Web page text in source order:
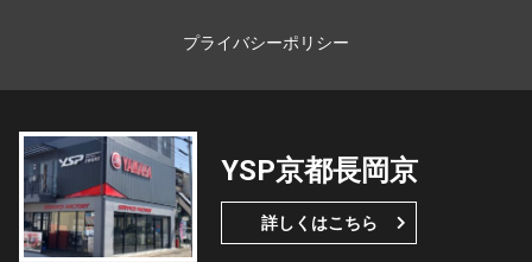
プライバシーポリシー
YSP京都長岡京
詳しくはこちら